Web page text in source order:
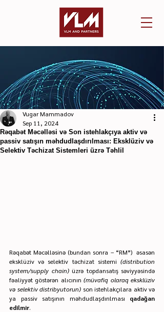
Rəqabət Məcəlləsi və Son istehlakçıya aktiv və
passiv satışın məhdudlaşdırılması: Eksklüziv və
Selektiv Təchizat Sistemleri üzrə Təhlil
Vugar Mammadov
Sep 11, 2024
Rəqabət Məcəlləsinə (bundan sonra – “RM”)  əsasən
eksklüziv və selektiv təchizat sistemi (distribution
system/supply chain) üzrə topdansatış səviyyəsində
fəaliyyət göstərən alıcının (müvafiq olaraq eksklüziv
və selektiv distribyutorun) son istehlakçılara aktiv və
ya passiv satışının məhdudlaşdırılması qadağan
edilmir.